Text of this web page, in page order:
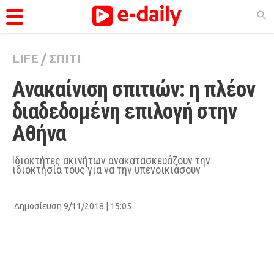
ΚΑΤΗΓΟΡΊΕΣ
Ειδήσεις
Θέματα
Videos
Podcasts
Life
LIFE / ΣΠΙΤΙ
Ανακαίνιση σπιτιών: η πλέον
διαδεδομένη επιλογή στην
Αθήνα
Ιδιοκτήτες ακινήτων ανακατασκευάζουν την
ιδιοκτησία τους για να την υπενοικιάσουν
Δημοσίευση 9/11/2018 | 15:05